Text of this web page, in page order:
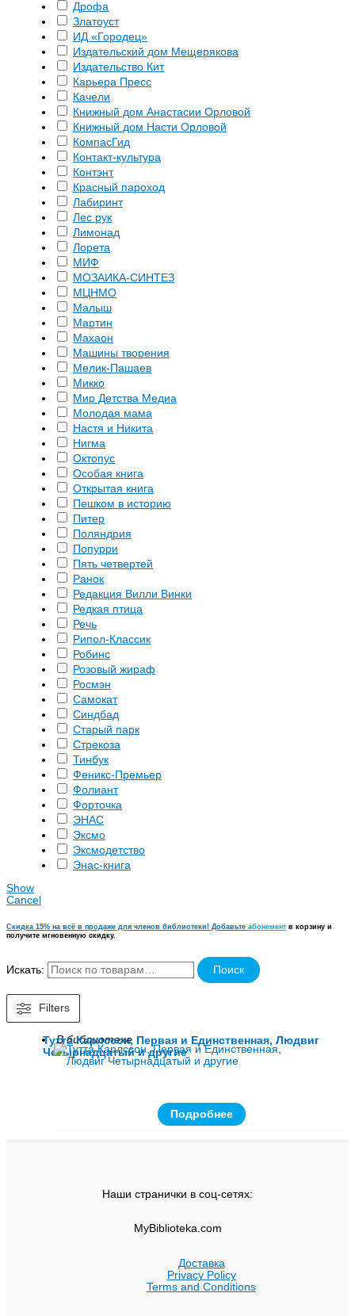
Дрофа
Златоуст
ИД «Городец»
Издательский дом Мещерякова
Издательство Кит
Карьера Пресс
Качели
Книжный дом Анастасии Орловой
Книжный дом Насти Орловой
КомпасГид
Контакт-культура
Контэнт
Красный пароход
Лабиринт
Лес рук
Лимонад
Лорета
МИФ
МОЗАИКА-СИНТЕЗ
МЦНМО
Малыш
Мартин
Махаон
Машины творения
Мелик-Пашаев
Микко
Мир Детства Медиа
Молодая мама
Настя и Никита
Нигма
Октопус
Особая книга
Открытая книга
Пешком в историю
Питер
Поляндрия
Попурри
Пять четвертей
Ранок
Редакция Вилли Винки
Редкая птица
Речь
Рипол-Классик
Робинс
Розовый жираф
Росмэн
Самокат
Синдбад
Старый парк
Стрекоза
Тинбук
Феникс-Премьер
Фолиант
Форточка
ЭНАС
Эксмо
Эксмодетство
Энас-книга
Show
Cancel
Скидка 15% на всё в продаже для членов библиотеки! Добавьте абонементв корзину и
получите мгновенную скидку.
Искать: Поиск
Filters
В библиотеке
Тутта Карлссон, Первая и Единственная, Людвиг
Четырнадцатый и другие
Подробнее
Наши странички в соц-сетях:
MyBiblioteka.com
Доставка
Privacy Policy
Terms and Conditions